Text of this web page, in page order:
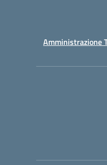
Amministrazione